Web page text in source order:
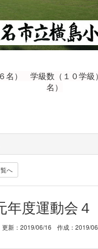
名） 学級数（１０学
名）
へ
年度運動会４
更新：2019/06/16 作成：2019/